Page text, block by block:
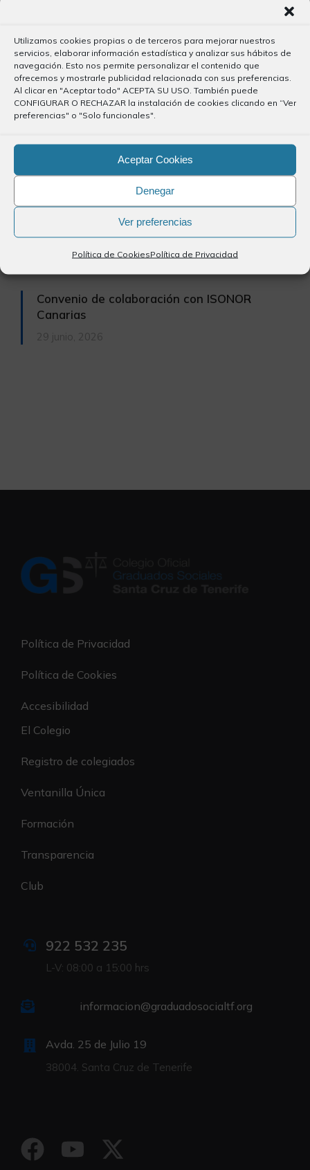
Utilizamos cookies propias o de terceros para mejorar nuestros
servicios, elaborar información estadística y analizar sus hábitos de
navegación. Esto nos permite personalizar el contenido que
ofrecemos y mostrarle publicidad relacionada con sus preferencias.
Al clicar en "Aceptar todo" ACEPTA SU USO. También puede
CONFIGURAR O RECHAZAR la instalación de cookies clicando en “Ver
preferencias" o "Solo funcionales".
Aceptar Cookies
Denegar
Ver preferencias
Política de CookiesPolítica de Privacidad
Publicación del periodico El Día
2 julio, 2026
Precolegiación
2 julio, 2026
Convenio de colaboración con CEAL
29 junio, 2026
Protocolo de colaboración Punto Violeta
29 junio, 2026
Convenio de colaboración con ISONOR
Canarias
29 junio, 2026
Política de Privacidad
Política de Cookies
Accesibilidad
El Colegio
Registro de colegiados
Ventanilla Única
Formación
Transparencia
Club
922 532 235
L-V: 08:00 a 15:00 hrs
informacion@graduadosocialtf.org
Avda. 25 de Julio 19
38004. Santa Cruz de Tenerife